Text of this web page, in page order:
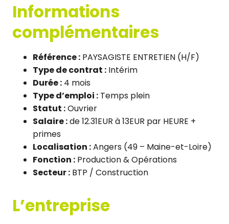
Informations
complémentaires
Référence : PAYSAGISTE ENTRETIEN (H/F)
Type de contrat : Intérim
Durée : 4 mois
Type d’emploi : Temps plein
Statut :Ouvrier
Salaire :de 12.31EUR à 13EUR par HEURE +
primes
Localisation :Angers (49 – Maine-et-Loire)
Fonction : Production & Opérations
Secteur : BTP / Construction
L’entreprise